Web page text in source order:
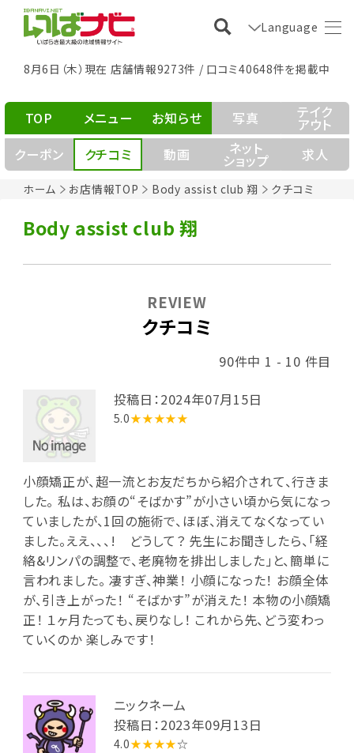
Language
8月6日（木）現在 店舗情報9273件 / 口コミ40648件を掲載中
ホーム お店情報TOP Body assist club 翔 クチコミ
TOP メニュー お知らせ 写真 テイク
アウト
クーポン
クチコミ 動画 ネット
ショップ 求人
Body assist club 翔
クチコミ
REVIEW
90件中 1 - 10 件目
投稿日：2024年07月15日
5.0★★★★★
小顔矯正が、超一流とお友だちから紹介されて、行きま
した。 私は、お顔の“そばかす”が小さい頃から気になっ
ていましたが、1回の施術で、ほぼ、消えてなくなってい
ました。ええ、、、! どうして？ 先生にお聞きしたら、「経
絡&リンパの調整で、老廃物を排出しました」と、簡単に
言われました。 凄すぎ、神業！ 小顔になった！ お顔全体
が、引き上がった！ “そばかす”が消えた！ 本物の小顔矯
正！ １ヶ月たっても、戻りなし！ これから先、どう変わっ
ていくのか 楽しみです！
ニックネーム
投稿日：2023年09月13日
4.0★★★★☆